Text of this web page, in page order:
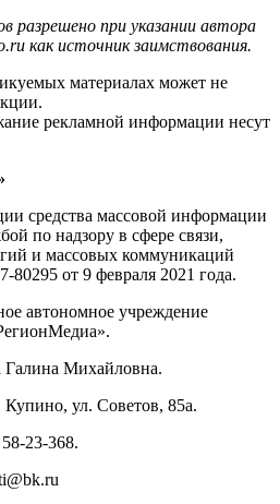
разрешено при указании автора
как источник заимствования.
материалах может не
рекламной информации несут
средства массовой информации
по надзору в сфере связи,
и массовых коммуникаций
от 9 февраля 2021 года.
автономное учреждение
Галина Михайловна.
ул. Советов, 85а.
23-368.